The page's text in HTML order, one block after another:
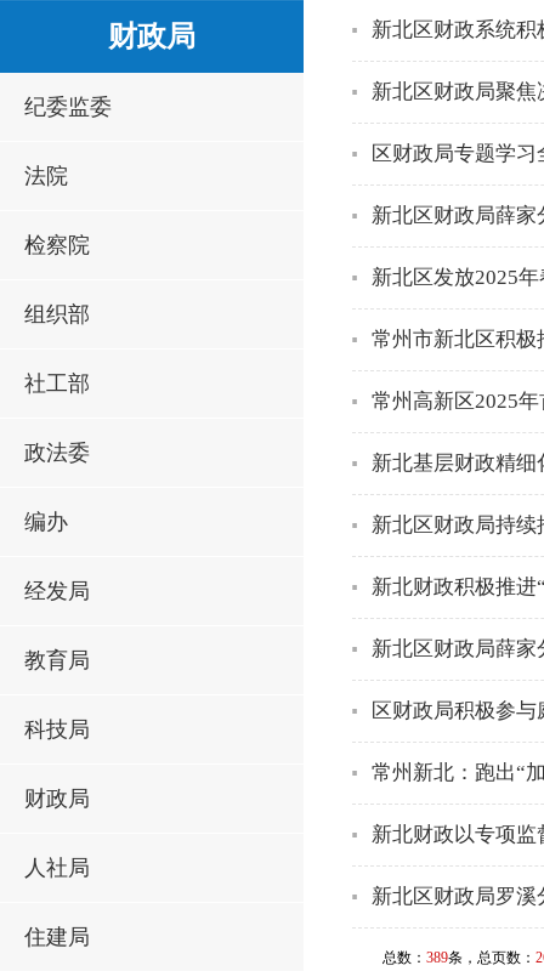
财政局
纪委监委
法院
检察院
组织部
社工部
政法委
编办
经发局
教育局
科技局
财政局
人社局
住建局
新北区财政系统积
新北区财政局聚
区财政局专题学
新北区财政局薛
新北区发放2025
常州市新北区积
常州高新区2025
新北基层财政精
新北区财政局持
新北财政积极推进
新北区财政局薛家
区财政局积极参
常州新北：跑出“
新北财政以专项
新北区财政局罗
总数： 389条，总页数：